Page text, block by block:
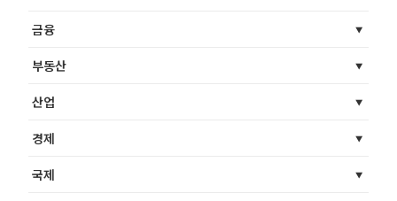
금융
부동산
산업
경제
국제